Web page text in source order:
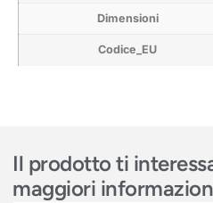
Dimensioni
Codice_EU
Il prodotto ti
maggiori